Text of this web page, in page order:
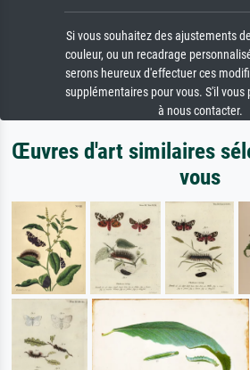
Si vous souhaitez des ajustements
couleur, ou un recadrage
serons heureux d'effectuer ces
supplémentaires pour vous. S'il vous
à nous contacter.
Œuvres d'art similaires
vous